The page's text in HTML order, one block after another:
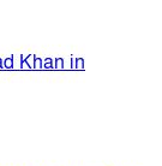
Khan in